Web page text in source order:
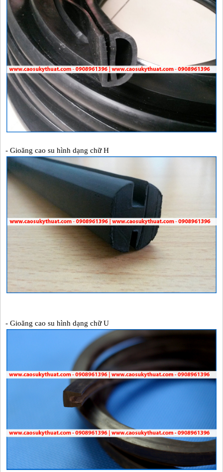
- Gioăng cao su hình dạng chữ H
- Gioăng cao su hình dạng chữ U